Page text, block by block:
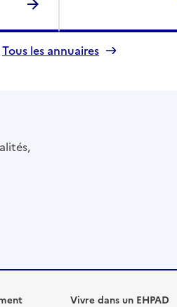
Tous les annuaires
Vivre dans un EHPAD